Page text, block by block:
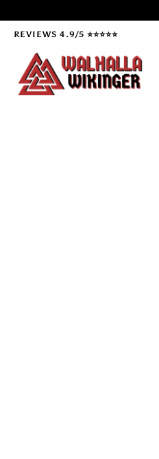
REVIEWS 4.9/5 ⭐⭐⭐⭐⭐